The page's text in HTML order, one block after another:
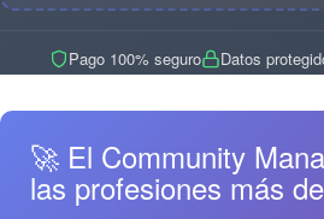
Pago 100% seguro Datos
🚀 El Community
las profesiones más